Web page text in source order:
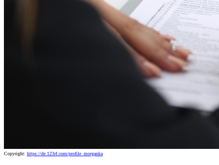
Copyright: https://de.123rf.com/profile_morganka